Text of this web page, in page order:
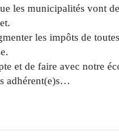
les municipalités vont
les impôts de
et de faire avec notre
adhérent(e)s…